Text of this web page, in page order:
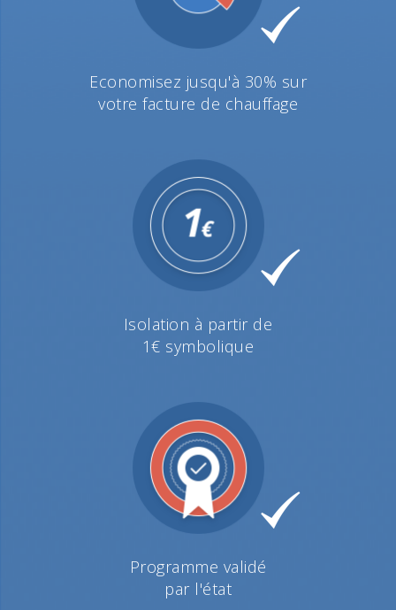
Economisez jusqu'à 30% sur
votre facture de chauffage
Isolation à partir de
1€ symbolique
Programme validé
par l'état